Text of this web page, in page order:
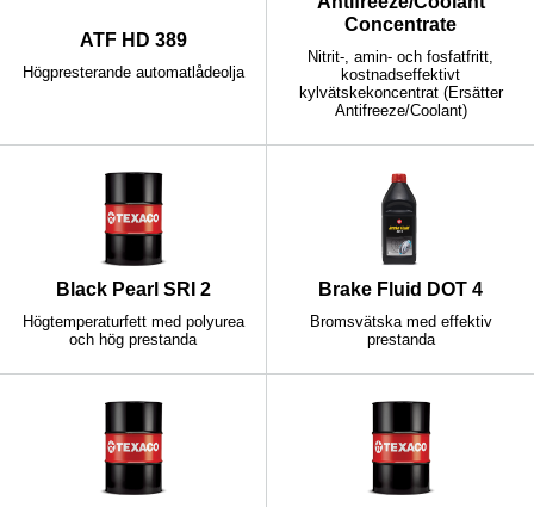
ATF HD 389
Högpresterande automatlådeolja
Concentrate
Nitrit-, amin- och fosfatfritt,
kostnadseffektivt
kylvätskekoncentrat (Ersätter
Antifreeze/Coolant)
Black Pearl SRI 2
Högtemperaturfett med polyurea
och hög prestanda
Brake Fluid DOT 4
Bromsvätska med effektiv
prestanda